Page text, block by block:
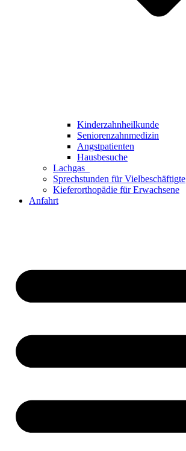
Kinderzahnheilkunde
Seniorenzahnmedizin
Angstpatienten
Hausbesuche
Lachgas
Sprechstunden für Vielbeschäftigte
Kieferorthopädie für Erwachsene
Anfahrt